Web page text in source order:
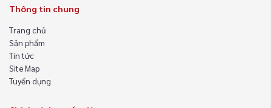
Thông tin chung
Trang chủ
Sản phẩm
Tin tức
Site Map
Tuyển dụng